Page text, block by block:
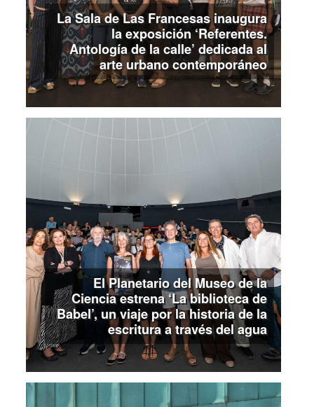
La Sala de Las Francesas inaugura
la exposición ‘Referentes.
Antología de la calle’ dedicada al
arte urbano contemporáneo
El Planetario del Museo de la
Ciencia estrena ‘La biblioteca de
Babel’, un viaje por la historia de la
escritura a través del agua